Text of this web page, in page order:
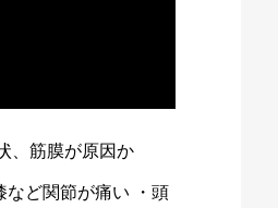
、筋膜が原因か
ど関節が痛い ・頭